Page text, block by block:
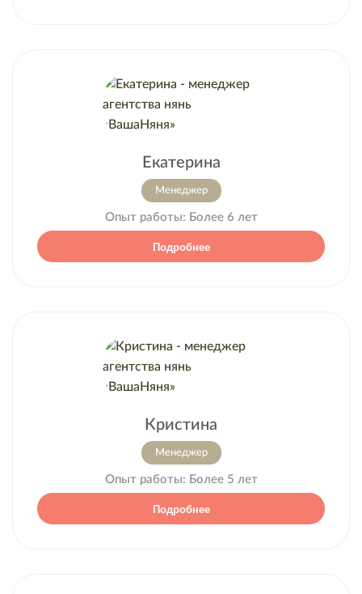
Екатерина
Менеджер
Опыт работы: Более 6 лет
Подробнее
Кристина
Менеджер
Опыт работы: Более 5 лет
Подробнее